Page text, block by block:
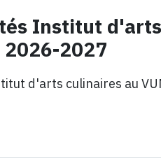
Institut
2026-2027
d'arts culinaires au